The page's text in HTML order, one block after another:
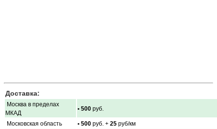
Доставка:
Москва в пределах
МКАД
• 500 руб.
Московская область • 500 руб. + 25 руб/км